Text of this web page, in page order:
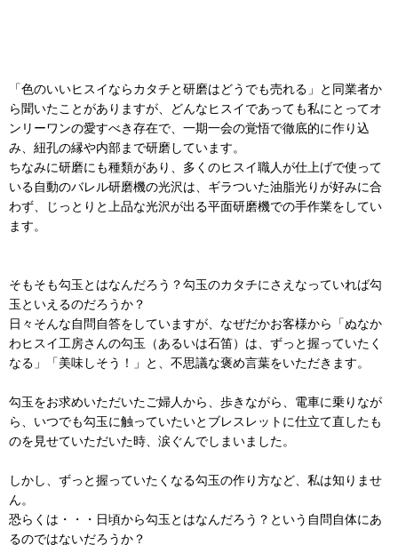
「色のいいヒスイならカタチと研磨はどうでも売れる」と同業者か
ら聞いたことがありますが、どんなヒスイであっても私にとってオ
ンリーワンの愛すべき存在で、一期一会の覚悟で徹底的に作り込
み、紐孔の縁や内部まで研磨しています。
ちなみに研磨にも種類があり、多くのヒスイ職人が仕上げで使って
いる自動のバレル研磨機の光沢は、ギラついた油脂光りが好みに合
わず、じっとりと上品な光沢が出る平面研磨機での手作業をしてい
ます。
そもそも勾玉とはなんだろう？勾玉のカタチにさえなっていれば勾
玉といえるのだろうか？
日々そんな自問自答をしていますが、なぜだかお客様から「ぬなか
わヒスイ工房さんの勾玉（あるいは石笛）は、ずっと握っていたく
なる」「美味しそう！」と、不思議な褒め言葉をいただきます。
勾玉をお求めいただいたご婦人から、歩きながら、電車に乗りなが
ら、いつでも勾玉に触っていたいとブレスレットに仕立て直したも
のを見せていただいた時、涙ぐんでしまいました。
しかし、ずっと握っていたくなる勾玉の作り方など、私は知りませ
ん。
恐らくは・・・日頃から勾玉とはなんだろう？という自問自体にあ
るのではないだろうか？